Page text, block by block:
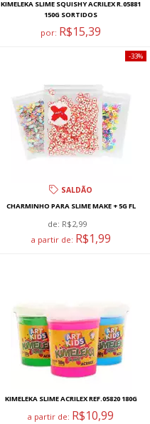
KIMELEKA SLIME SQUISHY ACRILEX R.05881
150G SORTIDOS
por: R$15,39
SALDÃO
CHARMINHO PARA SLIME MAKE + 5G FL
de: R$2,99
a partir de: R$1,99
33%
KIMELEKA SLIME ACRILEX REF.05820 180G
a partir de: R$10,99